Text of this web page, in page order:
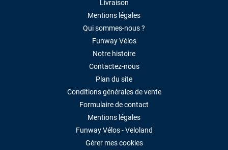
Livraison
Mentions légales
Qui sommes-nous ?
Funway Vélos
Notre histoire
Contactez-nous
Plan du site
Conditions générales de vente
Formulaire de contact
Mentions légales
Funway Vélos - Veloland
Gérer mes cookies